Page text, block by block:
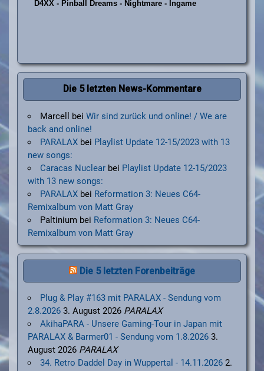
Die 5 letzten News-Kommentare
Marcell bei Wir sind zurück und online! / We are
back and online!
PARALAXbei Playlist Update 12-15/2023 with 13
new songs:
Caracas Nuclearbei Playlist Update 12-15/2023
with 13 new songs:
PARALAXbei Reformation 3: Neues C64-
Remixalbum von Matt Gray
Paltiniumbei Reformation 3: Neues C64-
Remixalbum von Matt Gray
Die 5 letzten Forenbeiträge
Plug & Play #163 mit PARALAX - Sendung vom
2.8.2026 3. August 2026 PARALAX
AkihaPARA - Unsere Gaming-Tour in Japan mit
PARALAX & Barmer01 - Sendung vom 1.8.2026 3.
August 2026 PARALAX
34. Retro Daddel Day in Wuppertal - 14.11.2026 2.